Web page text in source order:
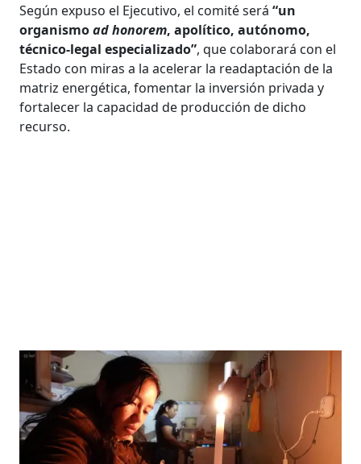
Según expuso el Ejecutivo, el comité será“un
organismoad honorem, apolítico, autónomo,
técnico-legal especializado”, que colaborará con el
Estado con miras a la acelerar la readaptación de la
matriz energética, fomentar la inversión privada y
fortalecer la capacidad de producción de dicho
recurso.